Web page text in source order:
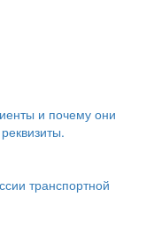
и почему они
транспортной